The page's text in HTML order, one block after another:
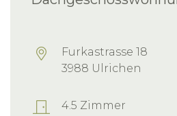
Furkastrasse 18
3988 Ulrichen
4.5 Zimmer